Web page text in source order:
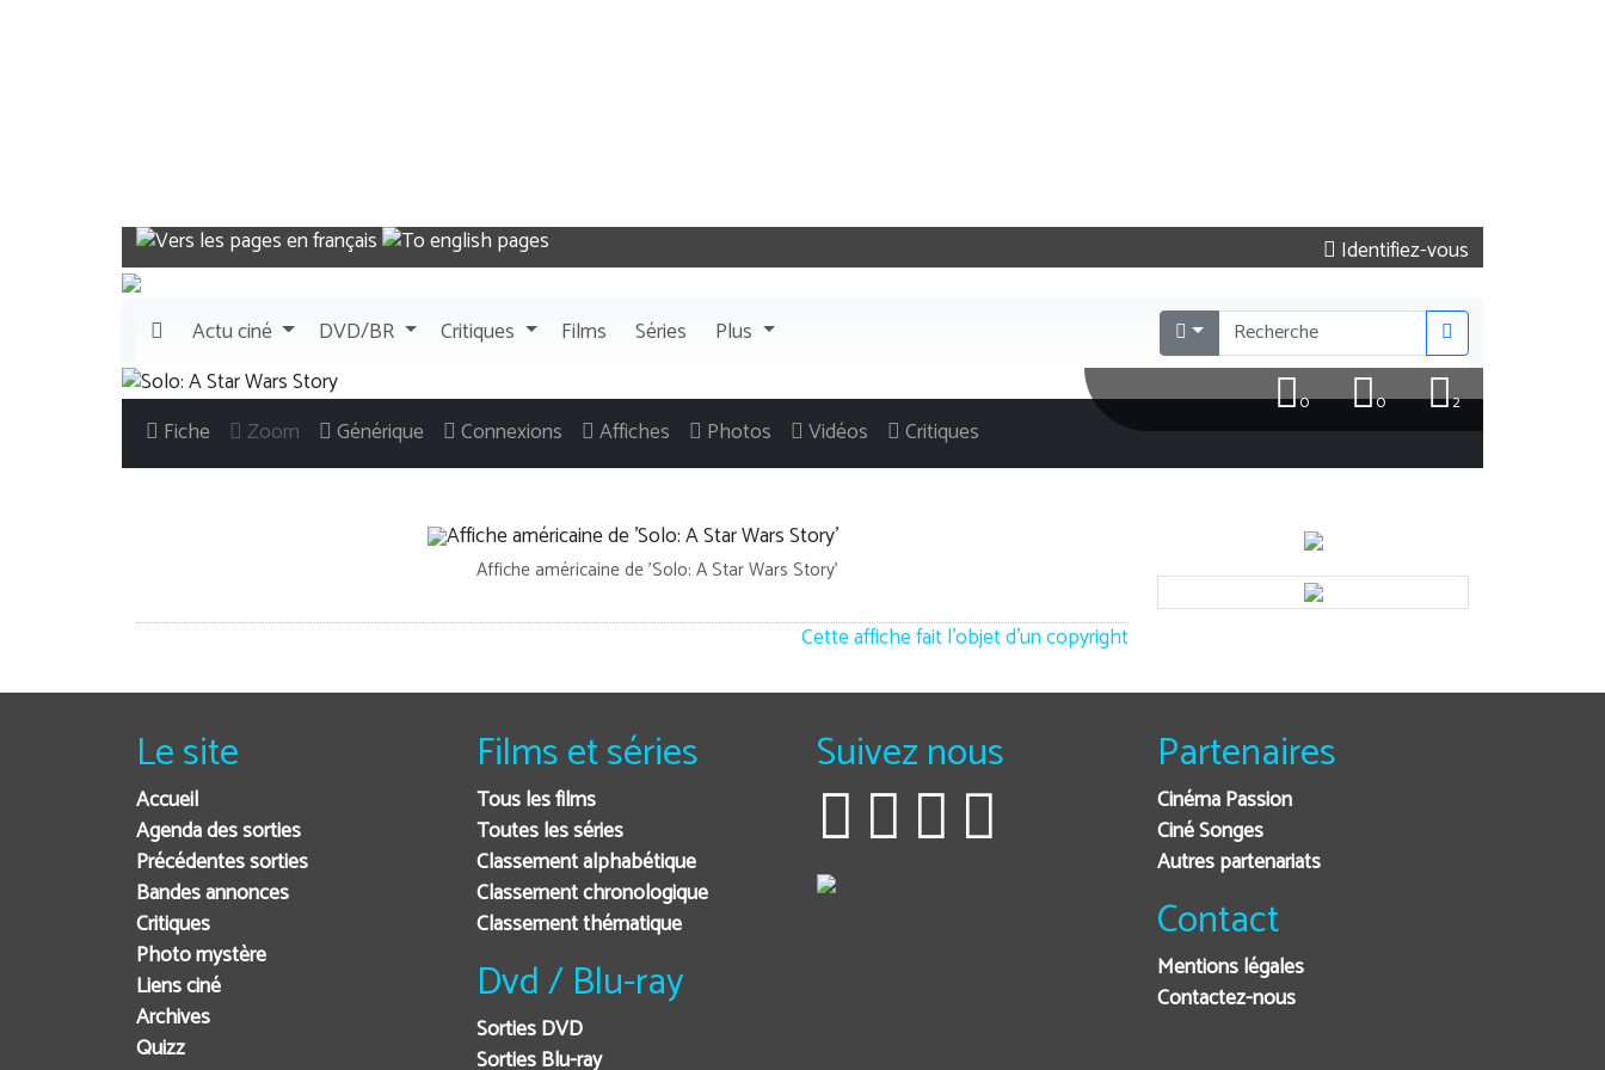
Identifiez-vous
Actuciné DVD/BR Critiques Films Séries Plus
2
0
0
Fiche Zoom Générique Connexions Affiches Photos Vidéos Critiques
Affiche américaine de 'Solo: A Star Wars Story'
Cette affiche fait l'objet d'un copyright
Le site
Accueil
Agenda des sorties
Précédentes sorties
Bandes annonces
Critiques
Photo mystère
Liens ciné
Archives
Quizz
Films et séries
Tous les films
Toutes les séries
Classement alphabétique
Classement chronologique
Classement thématique
Dvd / Blu-ray
Sorties DVD
Sorties Blu-ray
Suivez nous Partenaires
Cinéma Passion
Ciné Songes
Autres partenariats
Contact
Mentions légales
Contactez-nous